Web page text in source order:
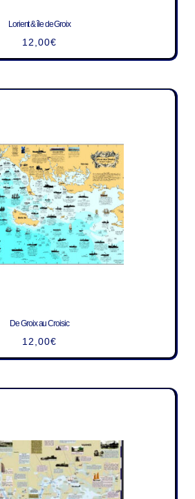
Lorient & île de Groix
12,00€
De Groix au Croisic
12,00€